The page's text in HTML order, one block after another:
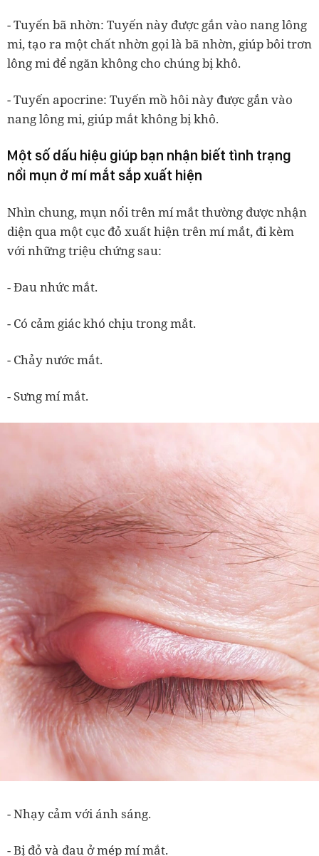
- Tuyến bã nhờn: Tuyến này được gắn vào nang lông
mi, tạo ra một chất nhờn gọi là bã nhờn, giúp bôi trơn
lông mi để ngăn không cho chúng bị khô.
- Tuyến apocrine: Tuyến mồ hôi này được gắn vào
nang lông mi, giúp mắt không bị khô.
Một số dấu hiệu giúp bạn nhận biết tình trạng
nổi mụn ở mí mắt sắp xuất hiện
Nhìn chung, mụn nổi trên mí mắt thường được nhận
diện qua một cục đỏ xuất hiện trên mí mắt, đi kèm
với những triệu chứng sau:
- Đau nhức mắt.
- Có cảm giác khó chịu trong mắt.
- Chảy nước mắt.
- Sưng mí mắt.
- Nhạy cảm với ánh sáng.
- Bị đỏ và đau ở mép mí mắt.